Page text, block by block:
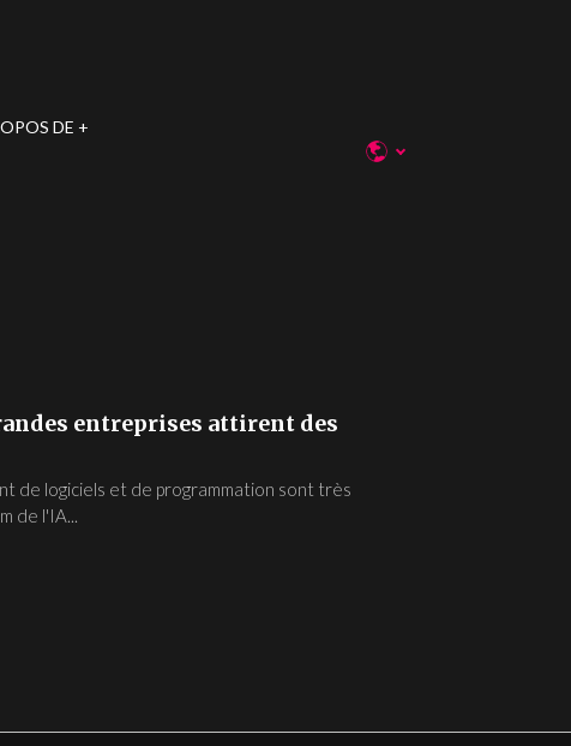
DE
entreprises attirent des
de logiciels et de programmation sont très
de l'IA...